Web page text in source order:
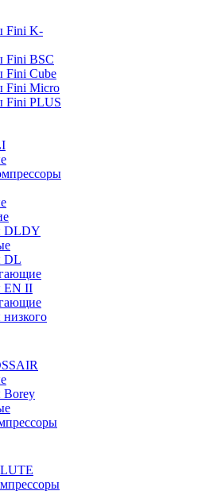
Fini K-
Fini BSC
Fini Cube
Fini Micro
Fini PLUS
DLDY
DL
EN II
Borey